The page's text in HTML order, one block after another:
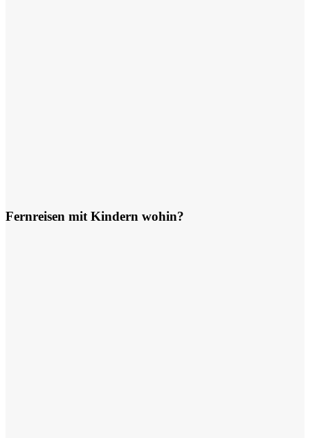
Fernreisen mit Kindern wohin?